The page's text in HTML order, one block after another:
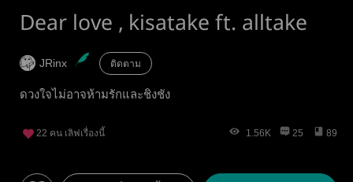
Dear love , kisatake ft. alltake
JRinx ติดตาม
ดวงใจไม่อาจห้ามรักและชิงชัง
22 คน เลิฟเรื่องนี้ 1.56K 25 89